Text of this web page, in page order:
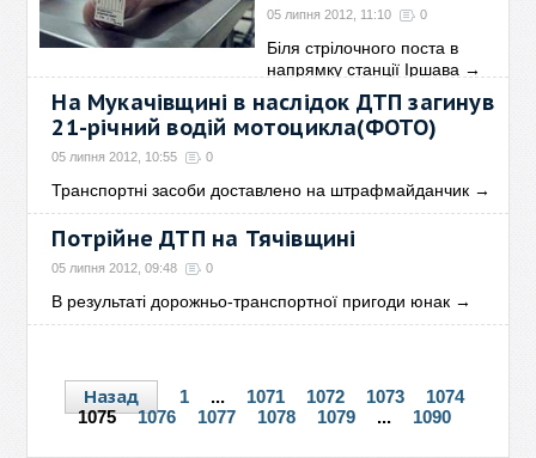
05 липня 2012, 11:10 0
Біля стрілочного поста в
напрямку станції Іршава →
На Мукачівщині в наслідок ДТП загинув
21-річний водій мотоцикла(ФОТО)
05 липня 2012, 10:55 0
Транспортні засоби доставлено на штрафмайданчик →
Потрійне ДТП на Тячівщині
05 липня 2012, 09:48 0
В результаті дорожньо-транспортної пригоди юнак →
Назад 1 ... 1071 1072 1073
1074
1075
1076 1077 1078 1079 ... 1090